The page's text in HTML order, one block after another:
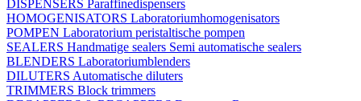
DISPENSERS Paraffinedispensers
HOMOGENISATORS Laboratoriumhomogenisators
POMPEN Laboratorium peristaltische pompen
SEALERS Handmatige sealers Semi automatische sealers
BLENDERS Laboratoriumblenders
DILUTERS Automatische diluters
TRIMMERS Block trimmers